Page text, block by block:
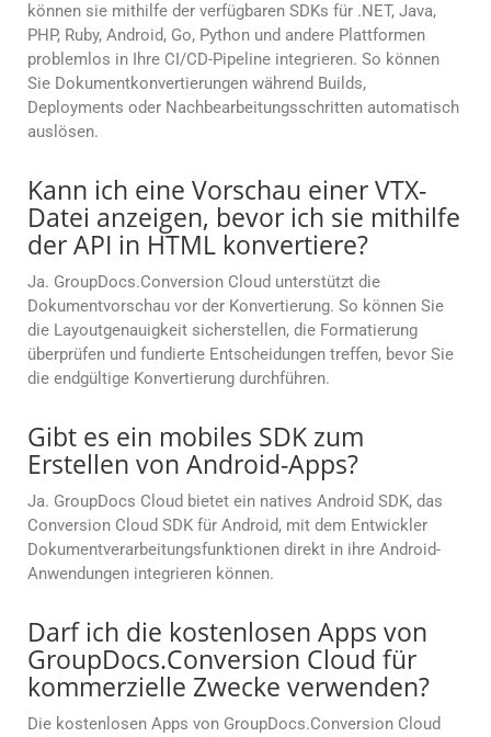
können sie mithilfe der verfügbaren SDKs für .NET, Java,
PHP, Ruby, Android, Go, Python und andere Plattformen
problemlos in Ihre CI/CD-Pipeline integrieren. So können
Sie Dokumentkonvertierungen während Builds,
Deployments oder Nachbearbeitungsschritten automatisch
auslösen.
Kann ich eine Vorschau einer VTX-
Datei anzeigen, bevor ich sie mithilfe
der API in HTML konvertiere?
Ja. GroupDocs.Conversion Cloud unterstützt die
Dokumentvorschau vor der Konvertierung. So können Sie
die Layoutgenauigkeit sicherstellen, die Formatierung
überprüfen und fundierte Entscheidungen treffen, bevor Sie
die endgültige Konvertierung durchführen.
Gibt es ein mobiles SDK zum
Erstellen von Android-Apps?
Ja. GroupDocs Cloud bietet ein natives Android SDK, das
Conversion Cloud SDK für Android, mit dem Entwickler
Dokumentverarbeitungsfunktionen direkt in ihre Android-
Anwendungen integrieren können.
Darf ich die kostenlosen Apps von
GroupDocs.Conversion Cloud für
kommerzielle Zwecke verwenden?
Die kostenlosen Apps von GroupDocs.Conversion Cloud